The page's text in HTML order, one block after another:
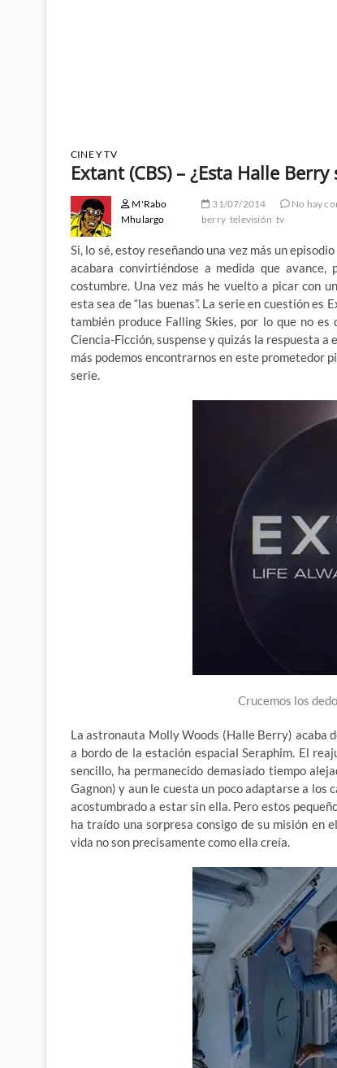
CINE Y TV
Extant (CBS) – ¿Esta Halle
M'Rabo
Mhulargo
31/07/2014 No hay
berry televisión tv
Si, lo sé, estoy reseñando una vez más un
acabara convirtiéndose a medida que
costumbre. Una vez más he vuelto a picar con
esta sea de “las buenas”. La serie en cuestión
también produce Falling Skies, por lo que no
Ciencia-Ficción, suspense y quizás la respuesta
más podemos encontrarnos en este prometedor
serie.
Crucemos los
La astronauta Molly Woods (Halle Berry) acaba
a bordo de la estación espacial Seraphim. El
sencillo, ha permanecido demasiado tiempo
Gagnon) y aun le cuesta un poco adaptarse a los
acostumbrado a estar sin ella. Pero estos
ha traído una sorpresa consigo de su misión en
vida no son precisamente como ella creía.